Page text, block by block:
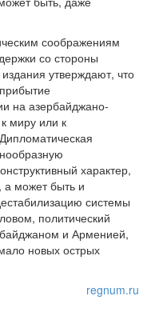
соображениям
со стороны
утверждают, что
на азербайджано-
миру или к
характер,
а может быть и
системы
политический
и Арменией,
новых острых
regnum.ru